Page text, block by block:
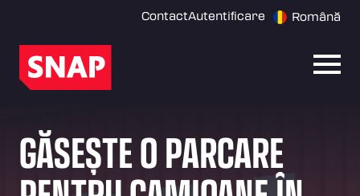
ContactAutentificare Română
GĂSEȘTE O PARCARE